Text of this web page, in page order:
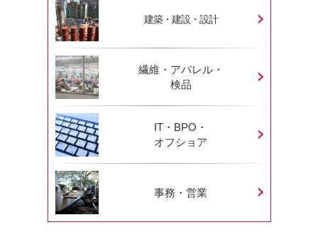
建築・建設・設計
繊維・アパレル・
検品
IT・BPO・
オフショア
事務・営業